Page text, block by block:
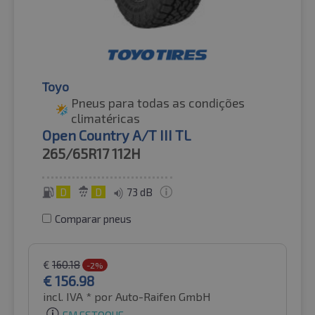
Toyo
Pneus para todas as condições
climatéricas
Open Country A/T III TL
265/65R17112H
D D 73 dB
Comparar pneus
€ 160.18 -2%
€156.98
incl. IVA * por Auto-Raifen GmbH